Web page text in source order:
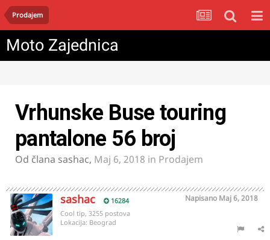
Prodajem
Moto Zajednica
Vrhunske Buse touring
pantalone 56 broj
Od člana sashac, Maj 6, 2018 in Prodajem
sashac 16284 Napisano Maj 6, 2018
Cool tip, 3255 postova
Lokacija: Beograd